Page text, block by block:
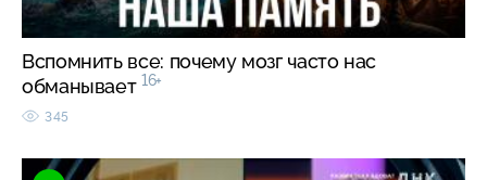
Вспомнить все: почему мозг часто нас
обманывает 16+
345